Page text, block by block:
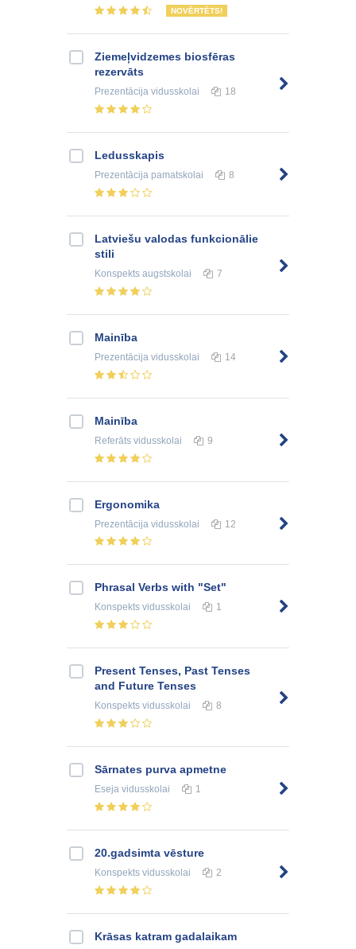
NOVĒRTĒTS!
Ziemeļvidzemes biosfēras
rezervāts
Prezentācija vidusskolai 18
Ledusskapis
Prezentācija pamatskolai 8
Latviešu valodas funkcionālie
stili
Konspekts augstskolai 7
Mainība
Prezentācija vidusskolai 14
Mainība
Referāts vidusskolai 9
Ergonomika
Prezentācija vidusskolai 12
Phrasal Verbs with "Set"
Konspekts vidusskolai 1
Present Tenses, Past Tenses
and Future Tenses
Konspekts vidusskolai 8
Sārnates purva apmetne
Eseja vidusskolai 1
20.gadsimta vēsture
Konspekts vidusskolai 2
Krāsas katram gadalaikam